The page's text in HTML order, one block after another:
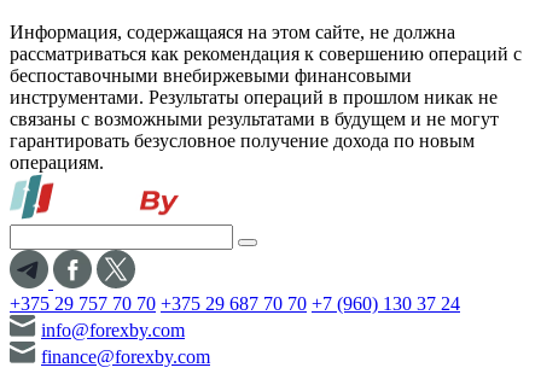
Информация, содержащаяся на этом сайте, не должна
рассматриваться как рекомендация к совершению операций с
беспоставочными внебиржевыми финансовыми
инструментами. Результаты операций в прошлом никак не
связаны с возможными результатами в будущем и не могут
гарантировать безусловное получение дохода по новым
операциям.
+375 29 757 70 70 +375 29 687 70 70 +7 (960) 130 37 24
info@forexby.com
finance@forexby.com